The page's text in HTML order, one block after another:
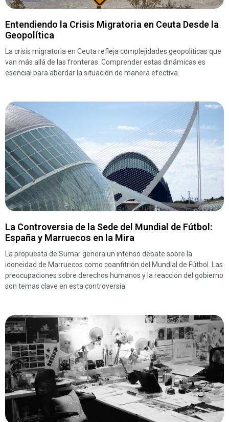
Entendiendo la Crisis Migratoria en Ceuta Desde la
Geopolítica
La crisis migratoria en Ceuta refleja complejidades geopolíticas que
van más allá de las fronteras. Comprender estas dinámicas es
esencial para abordar la situación de manera efectiva.
La Controversia de la Sede del Mundial de Fútbol:
España y Marruecos en la Mira
La propuesta de Sumar genera un intenso debate sobre la
idoneidad de Marruecos como coanfitrión del Mundial de Fútbol. Las
preocupaciones sobre derechos humanos y la reacción del gobierno
son temas clave en esta controversia.